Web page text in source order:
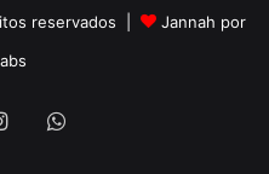
reservados |
Jannah por
InstagramWhatsApp